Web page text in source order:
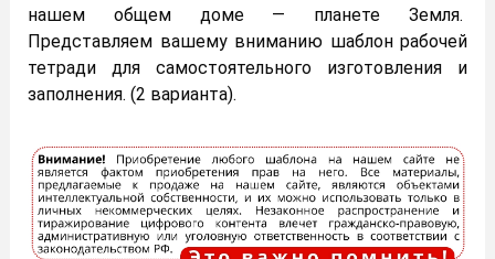
нашем общем доме — планете Земля.
Представляем вашему вниманию шаблон рабочей
тетради для самостоятельного изготовления и
заполнения. (2 варианта).